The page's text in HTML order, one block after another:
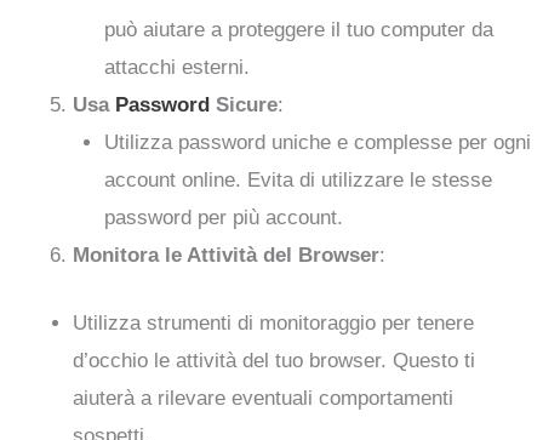
può aiutare a proteggere il tuo computer da
attacchi esterni.
Usa Password Sicure:
Utilizza password uniche e complesse per ogni
account online. Evita di utilizzare le stesse
password per più account.
Monitora le Attività del Browser:
Utilizza strumenti di monitoraggio per tenere
d’occhio le attività del tuo browser. Questo ti
aiuterà a rilevare eventuali comportamenti